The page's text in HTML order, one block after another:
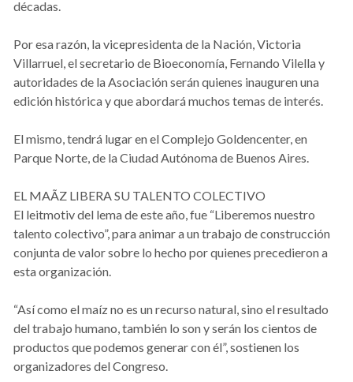
décadas.
Por esa razón, la vicepresidenta de la Nación, Victoria
Villarruel, el secretario de Bioeconomía, Fernando Vilella y
autoridades de la Asociación serán quienes inauguren una
edición histórica y que abordará muchos temas de interés.
El mismo, tendrá lugar en el Complejo Goldencenter, en
Parque Norte, de la Ciudad Autónoma de Buenos Aires.
EL MAÃZ LIBERA SU TALENTO COLECTIVO
El leitmotiv del lema de este año, fue “Liberemos nuestro
talento colectivo”, para animar a un trabajo de construcción
conjunta de valor sobre lo hecho por quienes precedieron a
esta organización.
“Así como el maíz no es un recurso natural, sino el resultado
del trabajo humano, también lo son y serán los cientos de
productos que podemos generar con él”, sostienen los
organizadores del Congreso.